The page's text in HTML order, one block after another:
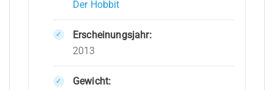
Der Hobbit
Erscheinungsjahr:
2013
Gewicht: